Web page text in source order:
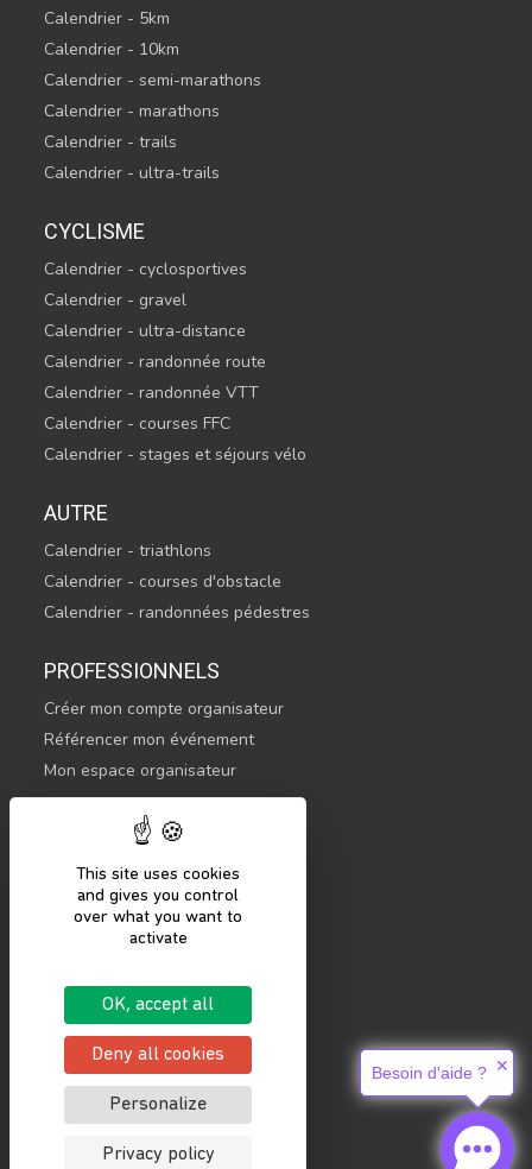
This site uses cookies
and gives you control
over what you want to
activate
OK, accept all
Deny all cookies
Personalize
Privacy policy
Calendrier - 5km
Calendrier - 10km
Calendrier - semi-marathons
Calendrier - marathons
Calendrier - trails
Calendrier - ultra-trails
CYCLISME
Calendrier - cyclosportives
Calendrier - gravel
Calendrier - ultra-distance
Calendrier - randonnée route
Calendrier - randonnée VTT
Calendrier - courses FFC
Calendrier - stages et séjours vélo
AUTRE
Calendrier - triathlons
Calendrier - courses d'obstacle
Calendrier - randonnées pédestres
PROFESSIONNELS
Créer mon compte organisateur
Référencer mon événement
Mon espace organisateur
CONTACTEZ-NOUS
COMMENCER
Se connecter
Mentions légales
Politique de confidentialité
Besoin d'aide ? ✕